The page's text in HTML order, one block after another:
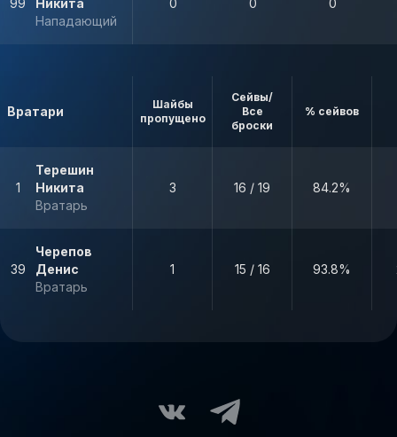
99
Никита
Нападающий
0 0 0
Вратари
Шайбы
пропущено
Сейвы/
Все
броски
% сейвов
1
Терешин
Никита
Вратарь
3 16 / 19 84.2%
39
Черепов
Денис
Вратарь
1 15 / 16 93.8%